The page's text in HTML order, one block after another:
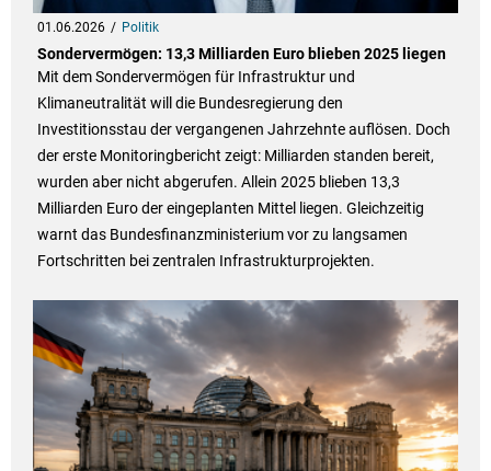
01.06.2026 Politik
Sondervermögen: 13,3 Milliarden Euro blieben 2025 liegen
Mit dem Sondervermögen für Infrastruktur und
Klimaneutralität will die Bundesregierung den
Investitionsstau der vergangenen Jahrzehnte auflösen. Doch
der erste Monitoringbericht zeigt: Milliarden standen bereit,
wurden aber nicht abgerufen. Allein 2025 blieben 13,3
Milliarden Euro der eingeplanten Mittel liegen. Gleichzeitig
warnt das Bundesfinanzministerium vor zu langsamen
Fortschritten bei zentralen Infrastrukturprojekten.